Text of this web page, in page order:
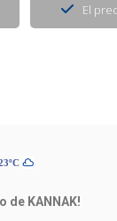
El
de KANNAK!